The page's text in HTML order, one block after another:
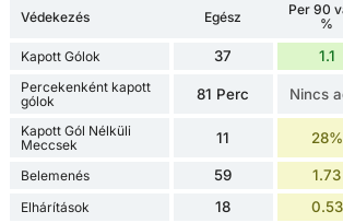
Védekezés Egész
Per 90
%
Kapott Gólok 37 1.1
Percekenként kapott
gólok
81 Perc Nincs
Kapott Gól Nélküli
Meccsek
11 28%
Belemenés 59 1.73
Elhárítások 18 0.53